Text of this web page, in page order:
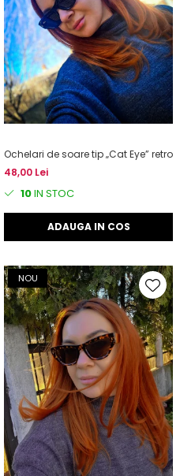
Ochelari de soare tip „Cat Eye” retro
48,00 Lei
10IN STOC
ADAUGA IN COS
NOU